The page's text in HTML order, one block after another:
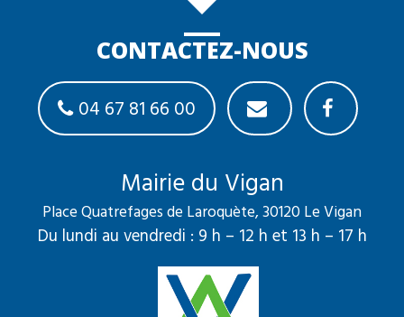
CONTACTEZ-NOUS
04 67 81 66 00
Mairie du Vigan
Place Quatrefages de Laroquète, 30120 Le Vigan
Du lundi au vendredi : 9 h – 12 h et 13 h – 17 h